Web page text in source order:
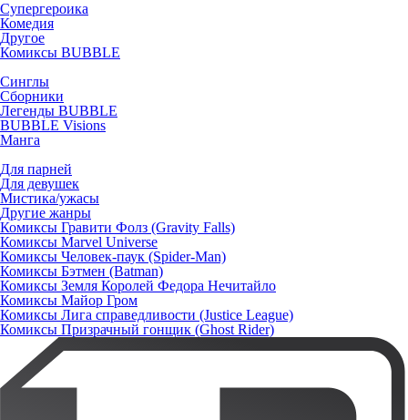
Супергероика
Комедия
Другое
Комиксы BUBBLE
Синглы
Сборники
Легенды BUBBLE
BUBBLE Visions
Манга
Для парней
Для девушек
Мистика/ужасы
Другие жанры
Комиксы Гравити Фолз (Gravity Falls)
Комиксы Marvel Universe
Комиксы Человек-паук (Spider-Man)
Комиксы Бэтмен (Batman)
Комиксы Земля Королей Федора Нечитайло
Комиксы Майор Гром
Комиксы Лига справедливости (Justice League)
Комиксы Призрачный гонщик (Ghost Rider)